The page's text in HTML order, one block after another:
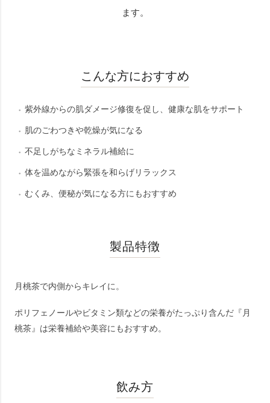
ます。
こんな方におすすめ
紫外線からの肌ダメージ修復を促し、健康な肌をサポート
肌のごわつきや乾燥が気になる
不足しがちなミネラル補給に
体を温めながら緊張を和らげリラックス
むくみ、便秘が気になる方にもおすすめ
製品特徴
月桃茶で内側からキレイに。
ポリフェノールやビタミン類などの栄養がたっぷり含んだ『月
桃茶』は栄養補給や美容にもおすすめ。
飲み方